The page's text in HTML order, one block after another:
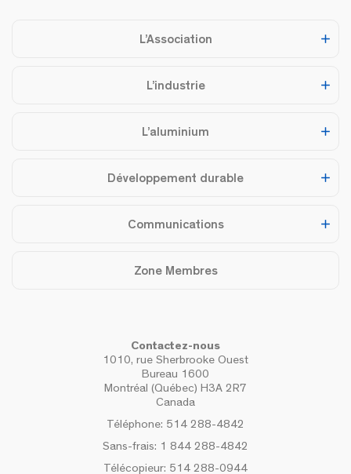
L’Association
L’industrie
L’aluminium
Développement durable
Communications
Zone Membres
Contactez-nous
1010, rue Sherbrooke Ouest
Bureau 1600
Montréal (Québec) H3A 2R7
Canada
Téléphone: 514 288-4842
Sans-frais: 1 844 288-4842
Télécopieur: 514 288-0944